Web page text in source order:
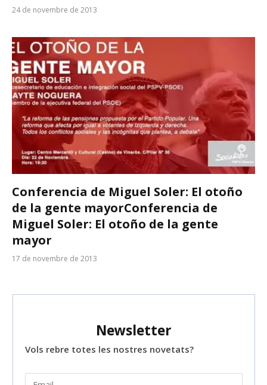
24 de novembre de 2013
Conferencia de Miguel Soler: El otoño
de la gente mayorConferencia de
Miguel Soler: El otoño de la gente
mayor
17 de novembre de 2013
Newsletter
Vols rebre totes les nostres novetats?